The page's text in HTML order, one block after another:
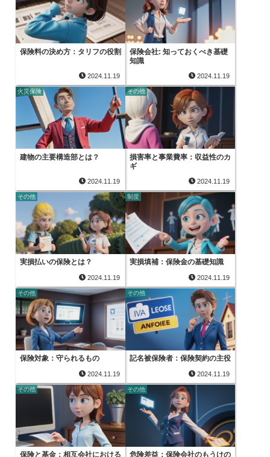
保険料の決め方：タリフの役割
2024.11.19
保険会社: 知っておくべき基礎
知識
2024.11.19
火災保険
建物の主要構造部とは？
2024.11.19
その他
損害率と事業費率：収益性のカ
ギ
2024.11.19
その他
実損払いの保険とは？
2024.11.19
制度
実損填補：保険金の基礎知識
2024.11.19
その他
保険対象：守られるもの
2024.11.19
その他
記名被保険者：保険契約の主役
2024.11.19
その他
保険と基金：相互会社における
その他
危険差益：保険会社のもうけの